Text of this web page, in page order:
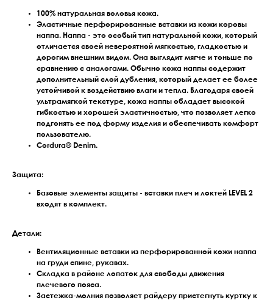
100% натуральная воловья кожа.
Эластичные перфорированные вставки из кожи коровы
наппа. Наппа - это особый тип натуральной кожи, который
отличается своей невероятной мягкостью, гладкостью и
дорогим внешним видом. Она выглядит мягче и тоньше по
сравнению с аналогами. Обычно кожа наппы содержит
дополнительный слой дубления, который делает ее более
устойчивой к воздействию влаги и тепла. Благодаря своей
ультрамягкой текстуре, кожа наппы обладает высокой
гибкостью и хорошей эластичностью, что позволяет легко
подгонять ее под форму изделия и обеспечивать комфорт
пользователю.
Cordura® Denim.
Защита:
Базовые элементы защиты - вставки плеч и локтей LEVEL 2
входят в комплект.
Детали:
Вентиляционные вставки из перфорированной кожи наппа
на груди спине, рукавах.
Складка в районе лопаток для свободы движения
плечевого пояса.
Застежка-молния позволяет райдеру пристегнуть куртку к